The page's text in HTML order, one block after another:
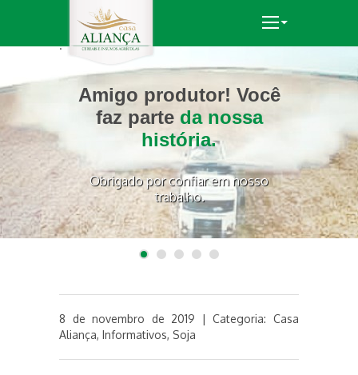
.
Amigo produtor! Você
faz parte da nossa
história.
Obrigado por confiar em nosso
trabalho.
.
Confie seu produto à
quem éparceiro sempre!
.
Levamos tecnologia e
produtividadeà sua
lavoura.
.
Ao lado do produtor em
todas as etapas da
produção.
.
TECNOLOGIAS DE
PONTA: trabalhamos
com as melhores
empresas para
conquistarexcelentes
resultados.
8 de novembro de 2019 | Categoria: Casa
Aliança, Informativos, Soja